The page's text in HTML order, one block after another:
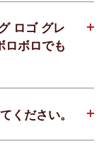
ロゴ グレ
ロボロでも
ください。